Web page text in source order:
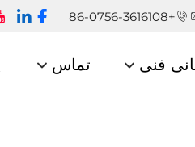
+86-0756-3616108
فنی تماس